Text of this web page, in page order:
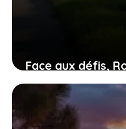
Face aux défis,
transforme :
quartiers en
2 juillet 2026